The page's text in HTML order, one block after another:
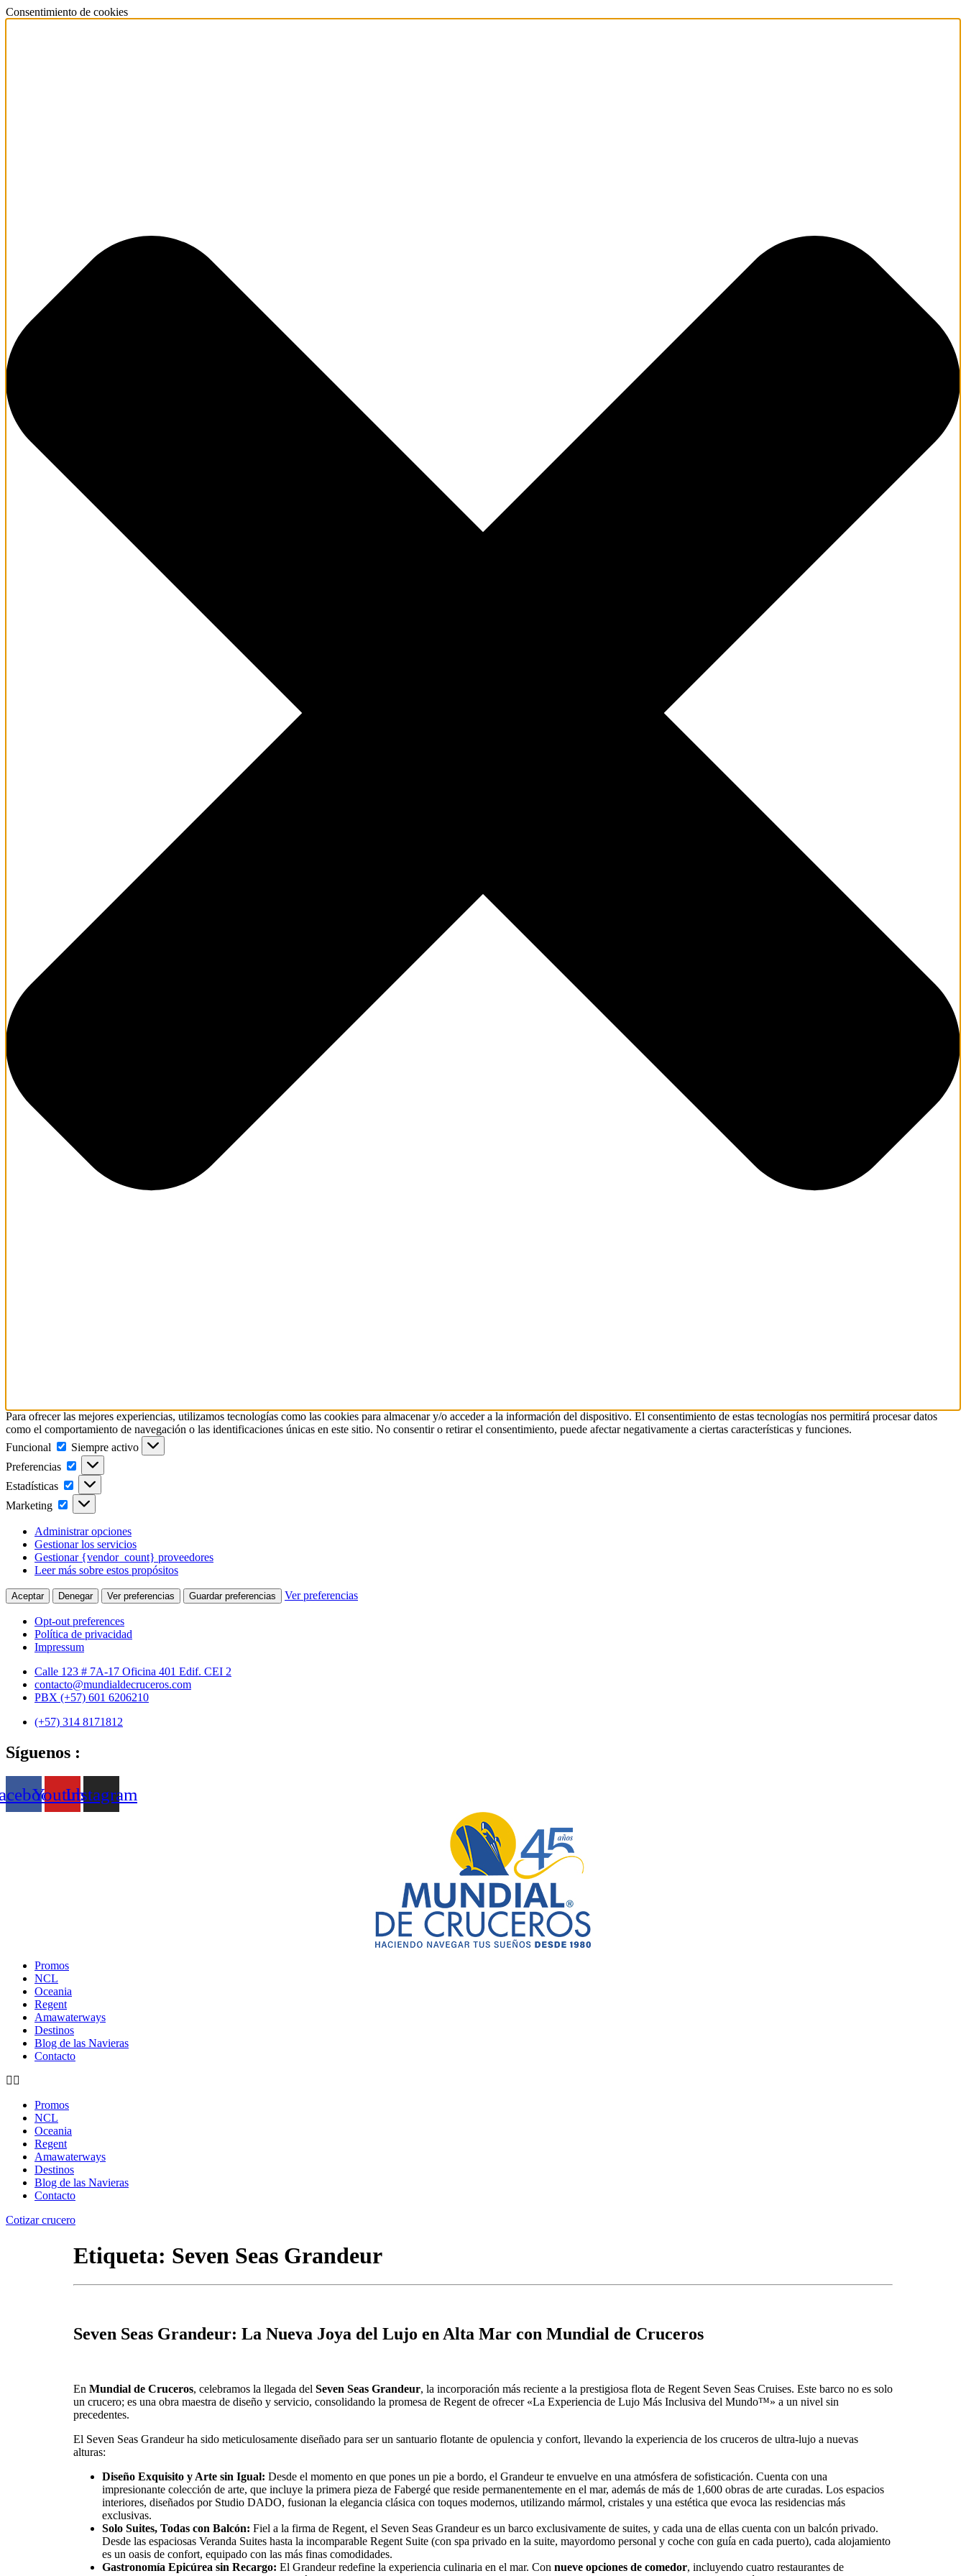
Consentimiento de cookies
Para ofrecer las mejores experiencias, utilizamos tecnologías como las cookies para almacenar y/o acceder a la información del dispositivo. El consentimiento de estas tecnologías nos permitirá procesar datos
como el comportamiento de navegación o las identificaciones únicas en este sitio. No consentir o retirar el consentimiento, puede afectar negativamente a ciertas características y funciones.
Funcional
Funcional
Siempre activo
Preferencias
Preferencias
Estadísticas
Estadísticas
Marketing
Marketing
Administrar opciones
Gestionar los servicios
Gestionar {vendor_count} proveedores
Leer más sobre estos propósitos
Aceptar Denegar Ver preferencias Guardar preferencias Ver preferencias
Opt-out preferences
Política de privacidad
Impressum
contenido
Calle 123 # 7A-17 Oficina 401 Edif. CEI 2
contacto@mundialdecruceros.com
PBX (+57) 601 6206210
(+57) 314 8171812
Síguenos :
YoutubeInstagram
Promos
NCL
Oceania
Regent
Amawaterways
Destinos
Blog de las Navieras
Contacto
Promos
NCL
Oceania
Regent
Amawaterways
Destinos
Blog de las Navieras
Contacto
Cotizar crucero
Etiqueta: Seven Seas Grandeur
Seven Seas Grandeur: La Nueva Joya del Lujo en Alta Mar con Mundial de Cruceros
En Mundial de Cruceros, celebramos la llegada del Seven Seas Grandeur, la incorporación más reciente a la prestigiosa flota de Regent Seven Seas Cruises. Este barco no es solo
un crucero; es una obra maestra de diseño y servicio, consolidando la promesa de Regent de ofrecer «La Experiencia de Lujo Más Inclusiva del Mundo™» a un nivel sin
precedentes.
El Seven Seas Grandeur ha sido meticulosamente diseñado para ser un santuario flotante de opulencia y confort, llevando la experiencia de los cruceros de ultra-lujo a nuevas
alturas:
Diseño Exquisito y Arte sin Igual: Desde el momento en que pones un pie a bordo, el Grandeur te envuelve en una atmósfera de sofisticación. Cuenta con una
impresionante colección de arte, que incluye la primera pieza de Fabergé que reside permanentemente en el mar, además de más de 1,600 obras de arte curadas. Los espacios
interiores, diseñados por Studio DADO, fusionan la elegancia clásica con toques modernos, utilizando mármol, cristales y una estética que evoca las residencias más
exclusivas.
Solo Suites, Todas con Balcón: Fiel a la firma de Regent, el Seven Seas Grandeur es un barco exclusivamente de suites, y cada una de ellas cuenta con un balcón privado.
Desde las espaciosas Veranda Suites hasta la incomparable Regent Suite (con spa privado en la suite, mayordomo personal y coche con guía en cada puerto), cada alojamiento
es un oasis de confort, equipado con las más finas comodidades.
Gastronomía Epicúrea sin Recargo: El Grandeur redefine la experiencia culinaria en el mar. Con nueve opciones de comedor, incluyendo cuatro restaurantes de